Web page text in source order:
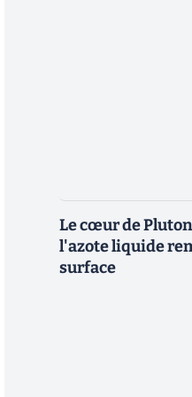
Le cœur de
l'azote liquide
surface